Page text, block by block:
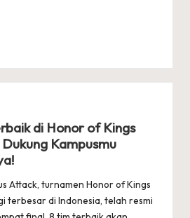
di Honor of Kings
Kampusmu
Attack, turnamen Honor of Kings
terbesar di Indonesia, telah resmi